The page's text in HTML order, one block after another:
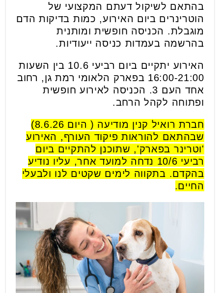
בהתאם לשיקול דעתם המקצועי של
הוטרינרים ביום האירוע, כמות בדיקות הדם
מוגבלת. הכניסה חופשית ומותנית
בהרשמה בעמדות כניסה ייעודיות.
האירוע יתקיים ביום רביעי 10.6 בין השעות
16:00-21:00 בפארק הלאומי רמת גן, רחוב
אחד העם 3. הכניסה לאירוע חופשית
ופתוחה לקהל הרחב.
חברת רואיל קנין מודיעה ( היום 8.6.26)
שבהתאם להוראות פיקוד העורף, האירוע
'וטרינר בפארק', שתוכנן להתקיים ביום
רביעי 10/6 נדחה למועד אחר, עליו נודיע
בהקדם. בתקווה לימים שקטים לנו ולבעלי
החיים.